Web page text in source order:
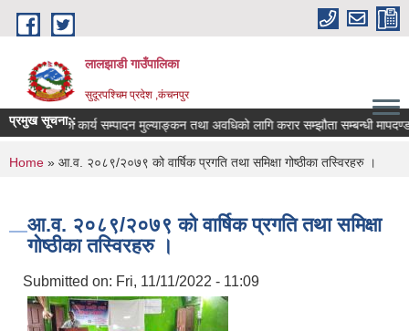
Skip to main content
लालझाडी गाउँपालिका
सुदूरपश्चिम प्रदेश ,कंचनपुर
प्रमुख सूचना::
कर्मचारीहरुको कार्य सम्पादन मुल्याङ्कन तथा अवधिको लागि करार सम्झौता सम्बन्धी
You are here
Home » आ.व. २०८९/२०७९ को वार्षिक प्रगति तथा समिक्षा गोष्ठीका तस्विरहरु ।
आ.व. २०८९/२०७९ को वार्षिक प्रगति तथा समिक्षा
गोष्ठीका तस्विरहरु ।
Submitted on: Fri, 11/11/2022 - 11:09